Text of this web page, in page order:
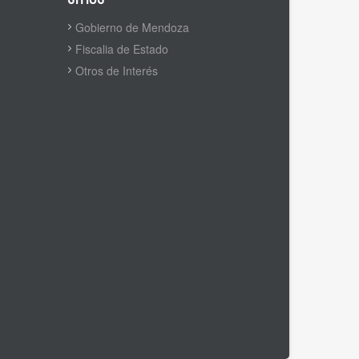
Gobierno de Mendoza
Fiscalia de Estado
Otros de Interés